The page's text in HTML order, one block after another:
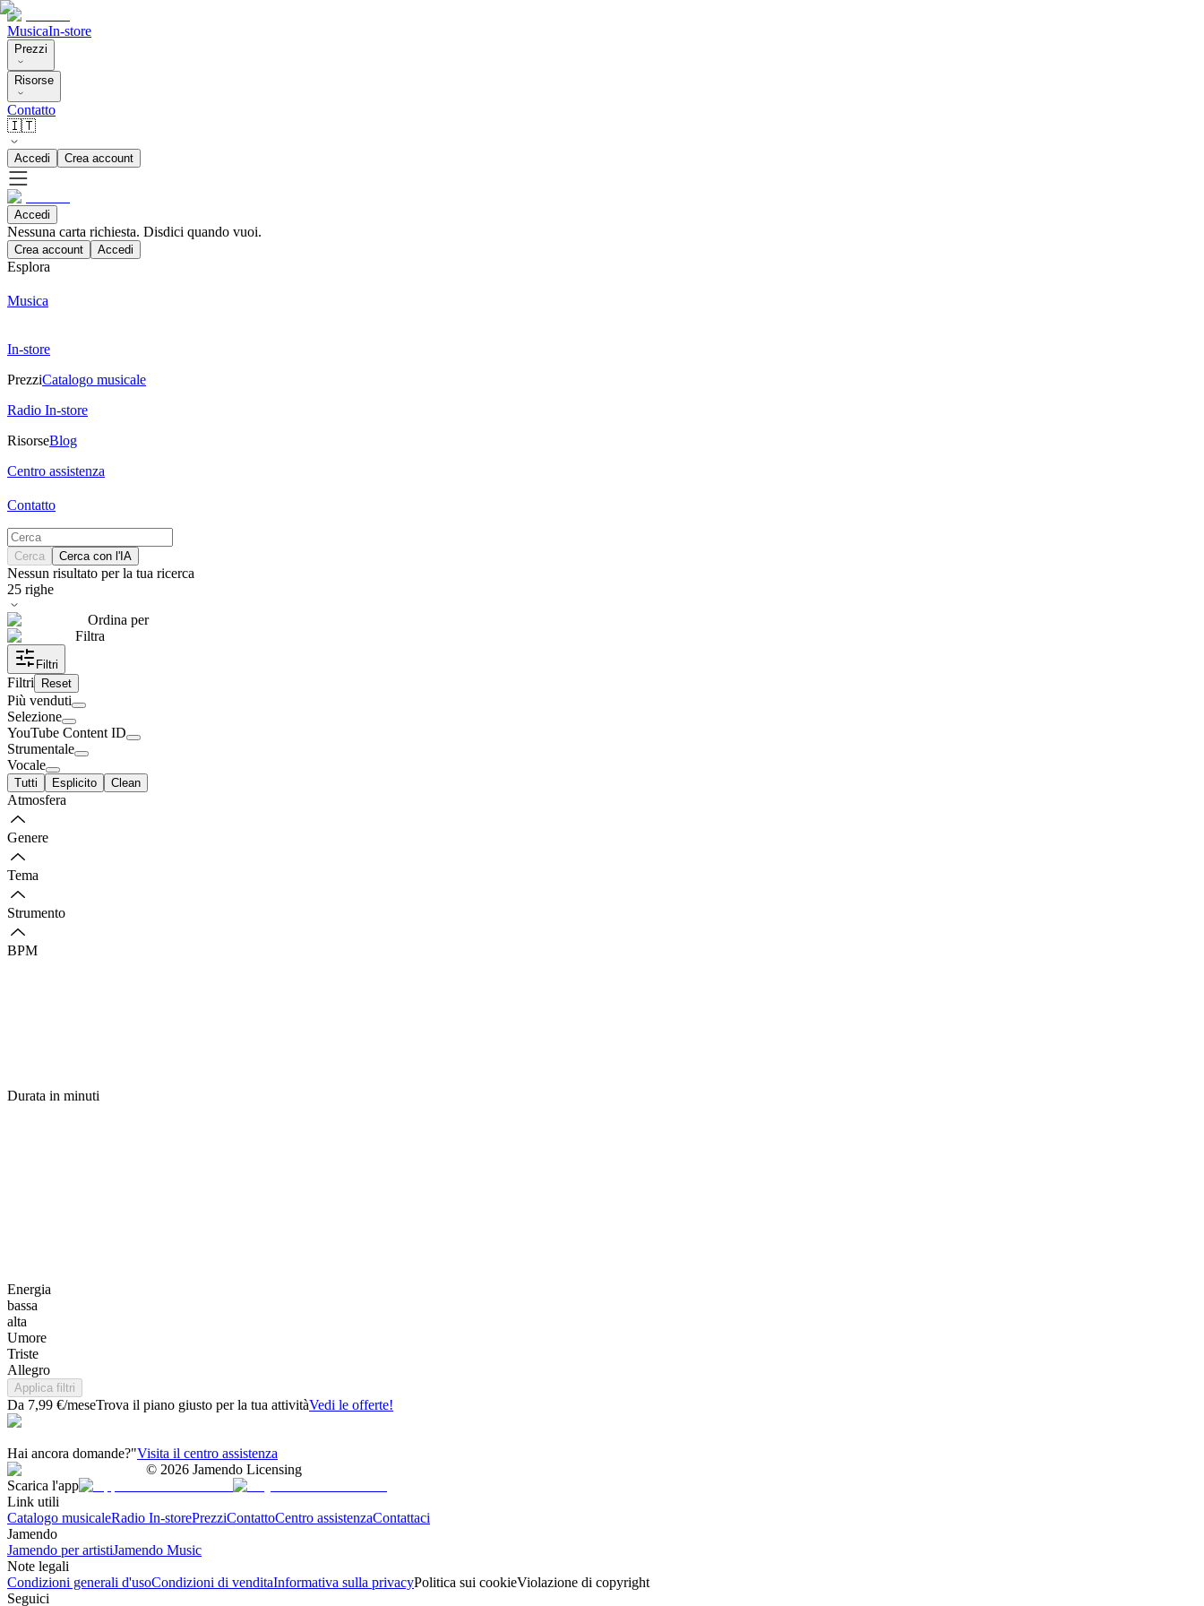
MusicaIn-store
Prezzi
Risorse
Contatto
🇮🇹
Accedi Crea account
Accedi
Nessuna carta richiesta. Disdici quando vuoi.
Crea account Accedi
Esplora
Musica
In-store
PrezziCatalogo musicale
Radio In-store
RisorseBlog
Centro assistenza
Contatto
Cerca Cerca con l'IA
Nessun risultato per la tua ricerca
25 righe
Ordina per
Filtra
Filtri
Filtri Reset
Più venduti
Selezione
YouTube Content ID
Strumentale
Vocale
Tutti Esplicito Clean
Atmosfera
Genere
Tema
Strumento
BPM
Durata in minuti
Energia
bassa
alta
Umore
Triste
Allegro
Applica filtri
Da 7,99 €/meseTrova il piano giusto per la tua attivitàVedi le offerte!
Hai ancora domande?"Visita il centro assistenza
© 2026 Jamendo Licensing
Scarica l'app
Link utili
Catalogo musicaleRadio In-storePrezziContattoCentro assistenzaContattaci
Jamendo
Jamendo per artistiJamendo Music
Note legali
Condizioni generali d'usoCondizioni di venditaInformativa sulla privacyPolitica sui cookieViolazione di copyright
Seguici